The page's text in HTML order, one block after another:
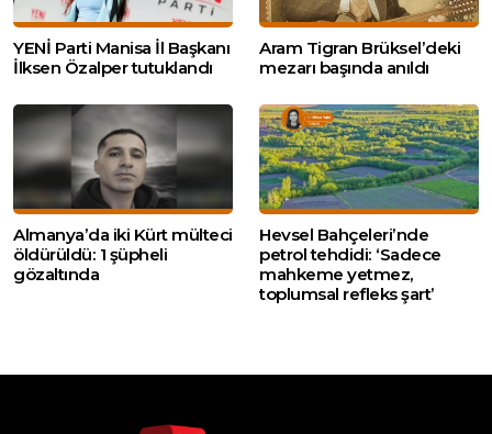
YENİ Parti Manisa İl Başkanı
İlksen Özalper tutuklandı
Aram Tigran Brüksel’deki
mezarı başında anıldı
Almanya’da iki Kürt mülteci
öldürüldü: 1 şüpheli
gözaltında
Hevsel Bahçeleri’nde
petrol tehdidi: ‘Sadece
mahkeme yetmez,
toplumsal refleks şart’